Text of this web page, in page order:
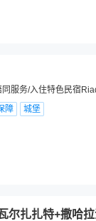
服务/入住特色民宿
障
城堡
尔扎扎特+撒哈